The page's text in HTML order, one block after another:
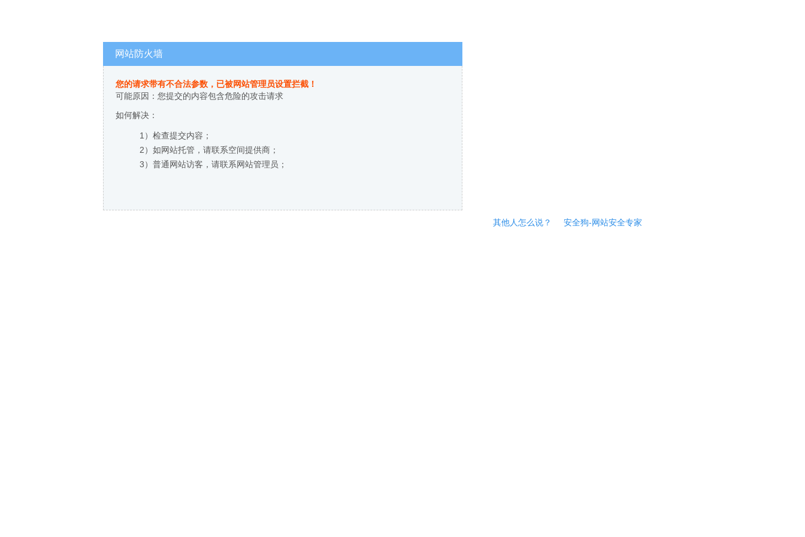
网站防火墙
您的请求带有不合法参数，已被网站管理员设置拦截！
可能原因：您提交的内容包含危险的攻击请求
如何解决：
1）检查提交内容；
2）如网站托管，请联系空间提供商；
3）普通网站访客，请联系网站管理员；
其他人怎么说？ 安全狗-网站安全专家